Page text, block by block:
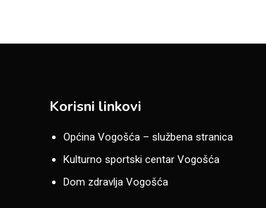
Korisni linkovi
Općina Vogošća – službena stranica
Kulturno sportski centar Vogošća
Dom zdravlja Vogošća